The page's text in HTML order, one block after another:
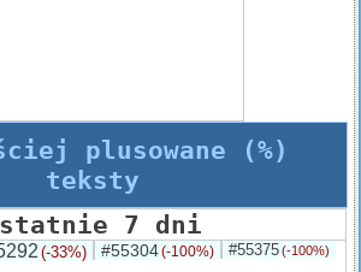
plusowane (%)
teksty
7 dni
(-33%) #55304(-100%) #55375(-100%)